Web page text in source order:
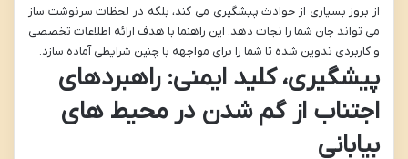
از بروز بسیاری از حوادث پیشگیری می کند، بلکه در لحظات سرنوشت ساز
می تواند جان شما را نجات دهد. این راهنما با هدف ارائه اطلاعات تخصصی
و کاربردی تدوین شده تا شما را برای مواجهه با چنین شرایطی آماده سازد.
پیشگیری، کلید ایمنی: راهبردهای
اجتناب از گم شدن در محیط های
بیابانی